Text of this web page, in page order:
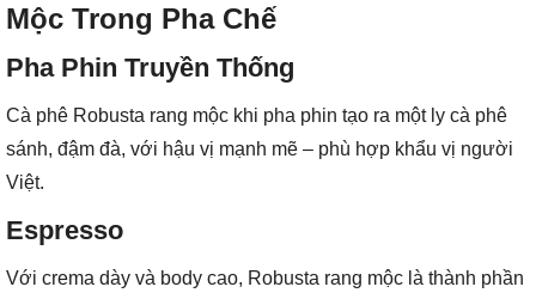
Mộc Trong Pha Chế
Pha Phin Truyền Thống
Cà phê Robusta rang mộc khi pha phin tạo ra một ly cà phê
sánh, đậm đà, với hậu vị mạnh mẽ – phù hợp khẩu vị người
Việt.
Espresso
Với crema dày và body cao, Robusta rang mộc là thành phần